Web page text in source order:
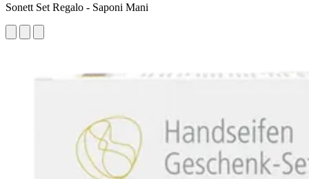
Sonett Set Regalo - Saponi Mani